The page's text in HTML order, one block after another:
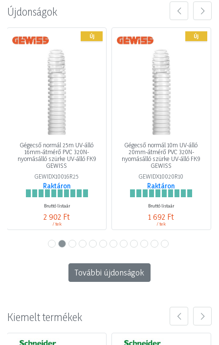
Újdonságok
Új
Gégecső normál 25m UV-álló
16mm-átmérő PVC 320N-
nyomásálló szürke UV-álló FK9
GEWISS
GEWIDX10016R25
Raktáron
Bruttó listaár
2 902 Ft
/ tek
Új
Gégecső normál 10m UV-álló
20mm-átmérő PVC 320N-
nyomásálló szürke UV-álló FK9
GEWISS
GEWIDX10020R10
Raktáron
Bruttó listaár
1 692 Ft
/ tek
További újdonságok
Kiemelt termékek